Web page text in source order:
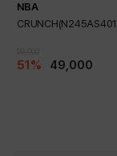
NBA
51% 49,000